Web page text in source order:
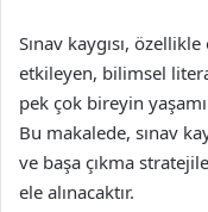
Sınav kaygısı,
etkileyen, bilimsel
pek çok bireyin
Bu makalede, sınav
ve başa çıkma
ele alınacaktır.